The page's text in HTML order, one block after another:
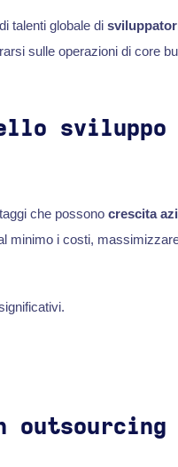
talenti globale di
sulle operazioni di core
sviluppo
che possono crescita
minimo i costi,